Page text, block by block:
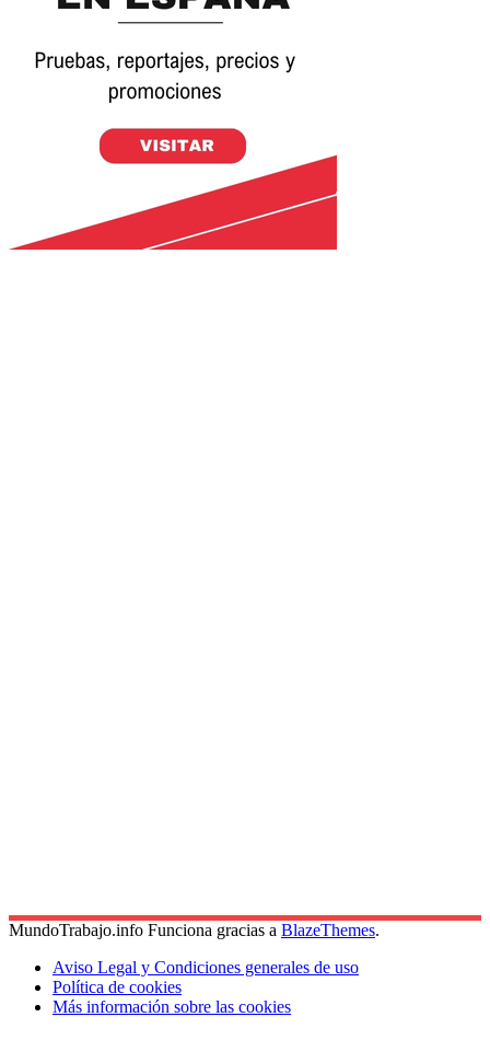
MundoTrabajo.info Funciona gracias a BlazeThemes.
Aviso Legal y Condiciones generales de uso
Política de cookies
Más información sobre las cookies